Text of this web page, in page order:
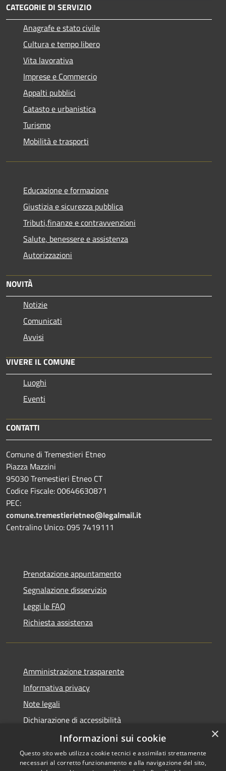
CATEGORIE DI SERVIZIO
Anagrafe e stato civile
Cultura e tempo libero
Vita lavorativa
Imprese e Commercio
Appalti pubblici
Catasto e urbanistica
Turismo
Mobilità e trasporti
Educazione e formazione
Giustizia e sicurezza pubblica
Tributi,finanze e contravvenzioni
Salute, benessere e assistenza
Autorizzazioni
NOVITÀ
Notizie
Comunicati
Avvisi
VIVERE IL COMUNE
Luoghi
Eventi
CONTATTI
Comune di Tremestieri Etneo
Piazza Mazzini
95030 Tremestieri Etneo CT
Codice Fiscale: 00646630871
PEC:
comune.tremestierietneo@legalmail.it
Centralino Unico: 095 7419111
Prenotazione appuntamento
Segnalazione disservizio
Leggi le FAQ
Richiesta assistenza
Amministrazione trasparente
Informativa privacy
Note legali
Dichiarazione di accessibilità
Sito istituzionale precedente
×
Informazioni sui cookie
Questo sito web utilizza cookie tecnici e assimilati strettamente
necessari al corretto funzionamento e alla navigazione del sito,